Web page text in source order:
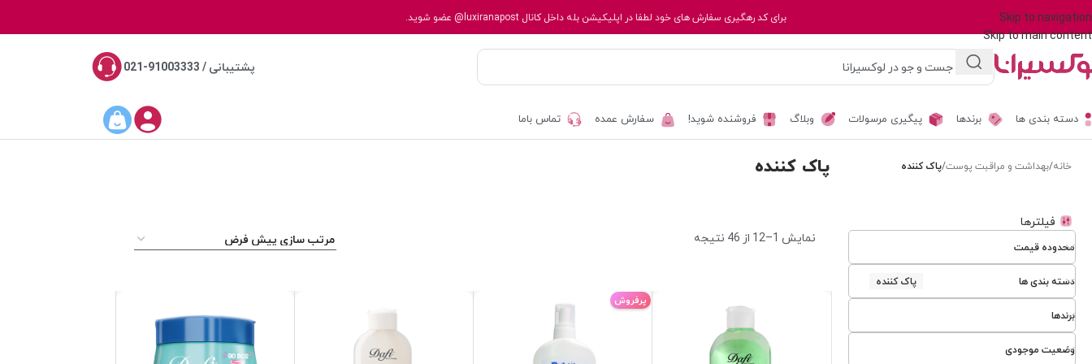
Skip to navigation
Skip to main content
برای کد رهگیری سفارش های خود لطفا در اپلیکیشن بله داخل کانال@luxiranapost عضو شوید.
پشتیبانی / 91003333-021
دسته بندی ها برندها پیگیری مرسولات وبلاگ فروشنده شوید! سفارش عمده تماس باما
خانه/بهداشت و مراقبت پوست/پاک کننده پاک کننده
فیلترها
محدوده قیمت
دسته بندی ها پاک کننده
برندها
وضعیت موجودی
نمایش 1–12 از 46 نتیجه
پرفروش